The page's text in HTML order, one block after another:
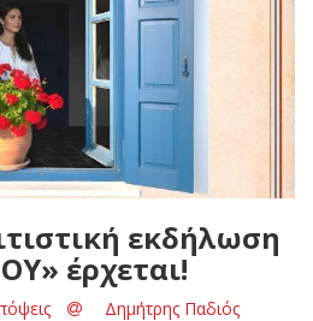
εκδήλωση
έρχεται!
Δημήτρης Παδιός